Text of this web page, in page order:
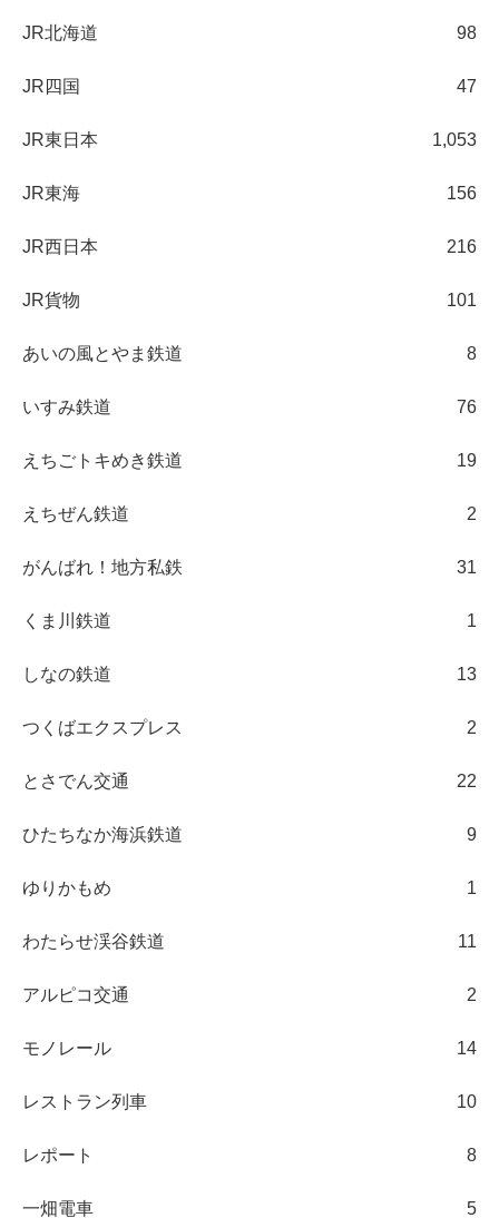
JR北海道 98
JR四国 47
JR東日本 1,053
JR東海 156
JR西日本 216
JR貨物 101
あいの風とやま鉄道 8
いすみ鉄道 76
えちごトキめき鉄道 19
えちぜん鉄道 2
がんばれ！地方私鉄 31
くま川鉄道 1
しなの鉄道 13
つくばエクスプレス 2
とさでん交通 22
ひたちなか海浜鉄道 9
ゆりかもめ 1
わたらせ渓谷鉄道 11
アルピコ交通 2
モノレール 14
レストラン列車 10
レポート 8
一畑電車 5